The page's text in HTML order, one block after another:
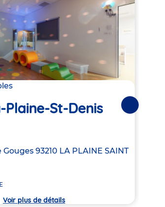
Plaine-St-Denis
Gouges 93210 LA PLAINE SAINT
Voir plus de détails
Suivantes